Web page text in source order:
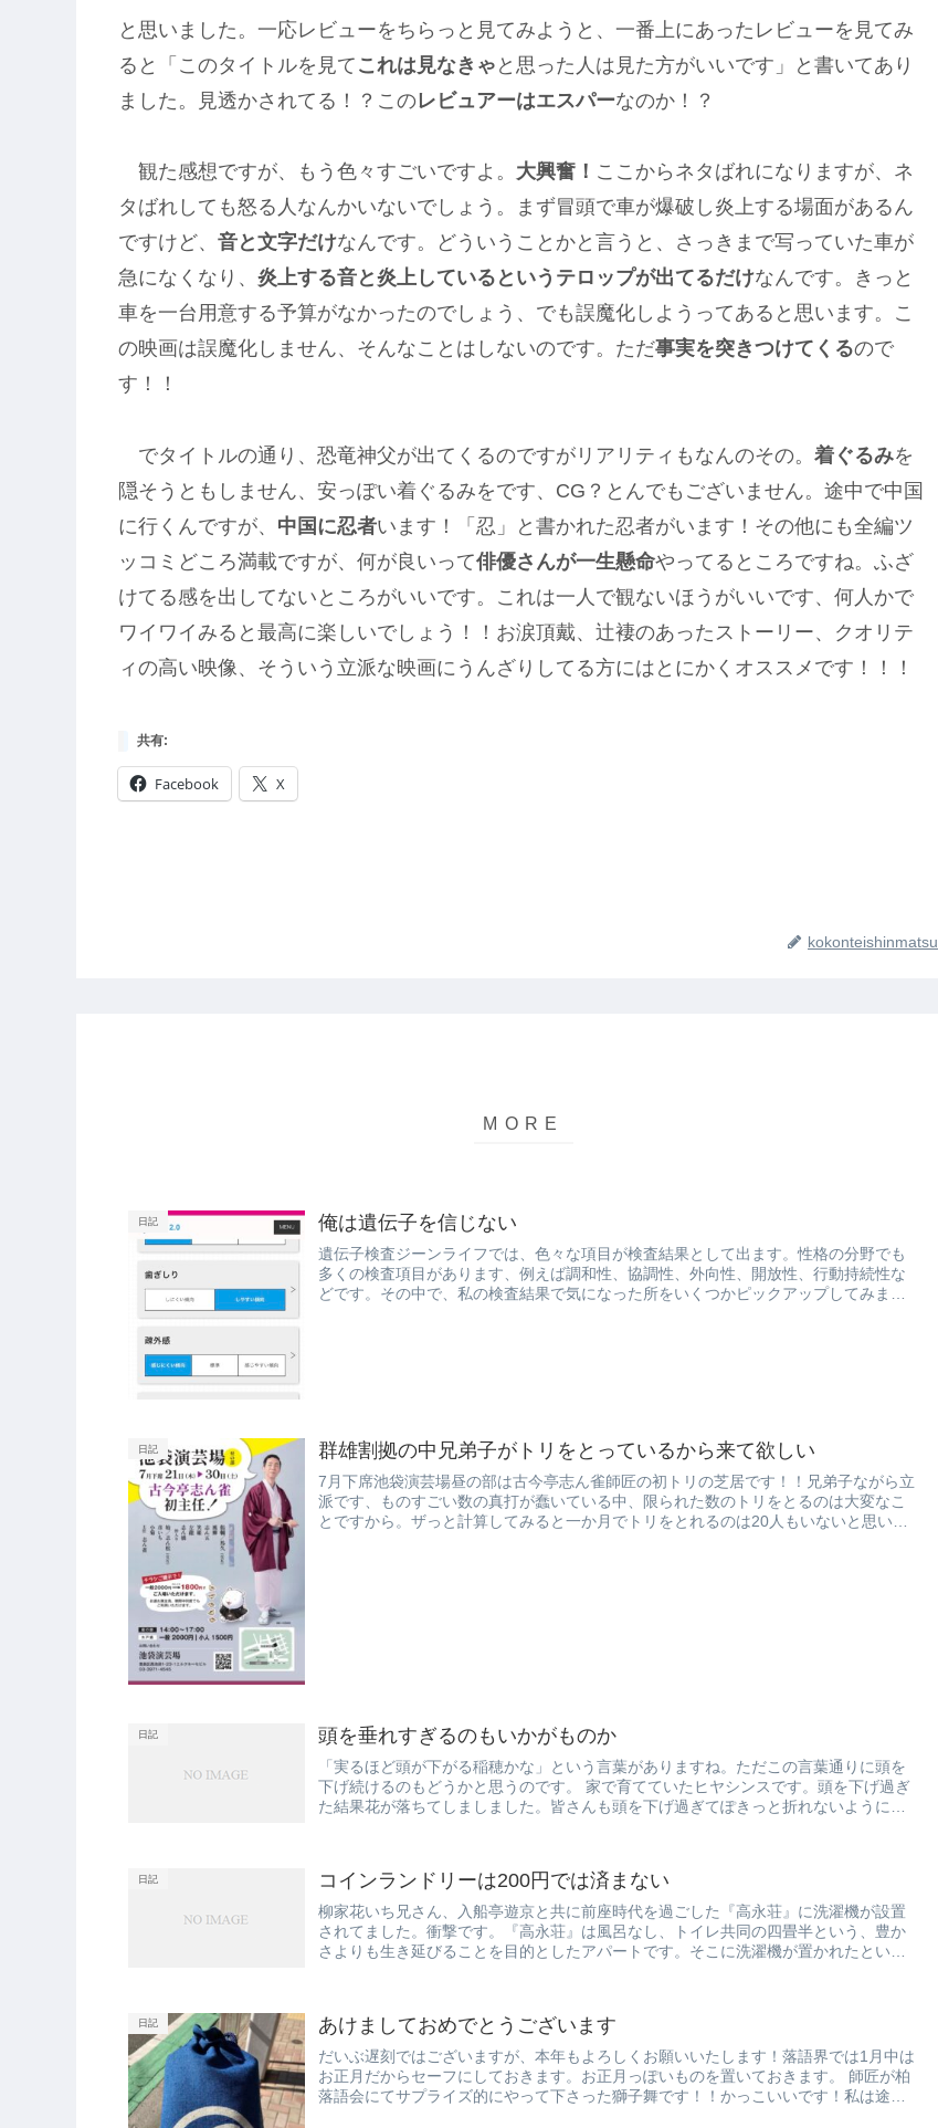
と思いました。一応レビューをちらっと見てみようと、一番上にあったレビューを見てみ
ると「このタイトルを見て これは見なきゃ と思った人は見た方がいいです」と書いてあり
ました。見透かされてる！？このレビュアーはエスパーなのか！？
観た感想ですが、もう色々すごいですよ。 大興奮！ ここからネタばれになりますが、ネ
タばれしても怒る人なんかいないでしょう。まず冒頭で車が爆破し炎上する場面があるん
ですけど、 音と文字だけなんです。どういうことかと言うと、さっきまで写っていた車が
急になくなり、 炎上する音と炎上しているというテロップが出てるだけなんです。きっと
車を一台用意する予算がなかったのでしょう、でも誤魔化しようってあると思います。こ
の映画は誤魔化しません、そんなことはしないのです。ただ事実を突きつけてくるので
す！！
でタイトルの通り、恐竜神父が出てくるのですがリアリティもなんのその。 着ぐるみを
隠そうともしません、安っぽい着ぐるみをです、CG？とんでもございません。途中で中国
に行くんですが、 中国に忍者います！「忍」と書かれた忍者がいます！その他にも全編ツ
ッコミどころ満載ですが、何が良いって俳優さんが一生懸命やってるところですね。ふざ
けてる感を出してないところがいいです。これは一人で観ないほうがいいです、何人かで
ワイワイみると最高に楽しいでしょう！！お涙頂戴、辻褄のあったストーリー、クオリテ
ィの高い映像、そういう立派な映画にうんざりしてる方にはとにかくオススメです！！！
共有:
Facebook X
kokonteishinmatsu
日記 俺は遺伝子を信じない
遺伝子検査ジーンライフでは、色々な項目が検査結果として出ます。性格の分野でも
多くの検査項目があります、例えば調和性、協調性、外向性、開放性、行動持続性な
どです。その中で、私の検査結果で気になった所をいくつかピックアップしてみまし
日記 群雄割拠の中兄弟子がトリをとっているから来て欲しい
7月下席池袋演芸場昼の部は古今亭志ん雀師匠の初トリの芝居です！！兄弟子ながら立
派です、ものすごい数の真打が蠢いている中、限られた数のトリをとるのは大変なこ
とですから。ザっと計算してみると一か月でトリをとれるのは20人もいないと思いま
日記 頭を垂れすぎるのもいかがものか
「実るほど頭が下がる稲穂かな」という言葉がありますね。ただこの言葉通りに頭を
下げ続けるのもどうかと思うのです。 家で育てていたヒヤシンスです。頭を下げ過ぎ
た結果花が落ちてしましました。皆さんも頭を下げ過ぎてぽきっと折れないように気
日記 コインランドリーは200円では済まない
柳家花いち兄さん、入船亭遊京と共に前座時代を過ごした『高永荘』に洗濯機が設置
されてました。衝撃です。『高永荘』は風呂なし、トイレ共同の四畳半という、豊か
さよりも生き延びることを目的としたアパートです。そこに洗濯機が置かれたという
日記 あけましておめでとうございます
だいぶ遅刻ではございますが、本年もよろしくお願いいたします！落語界では1月中は
お正月だからセーフにしておきます。お正月っぽいものを置いておきます。 師匠が柏
落語会にてサプライズ的にやって下さった獅子舞です！！かっこいいです！私は途中